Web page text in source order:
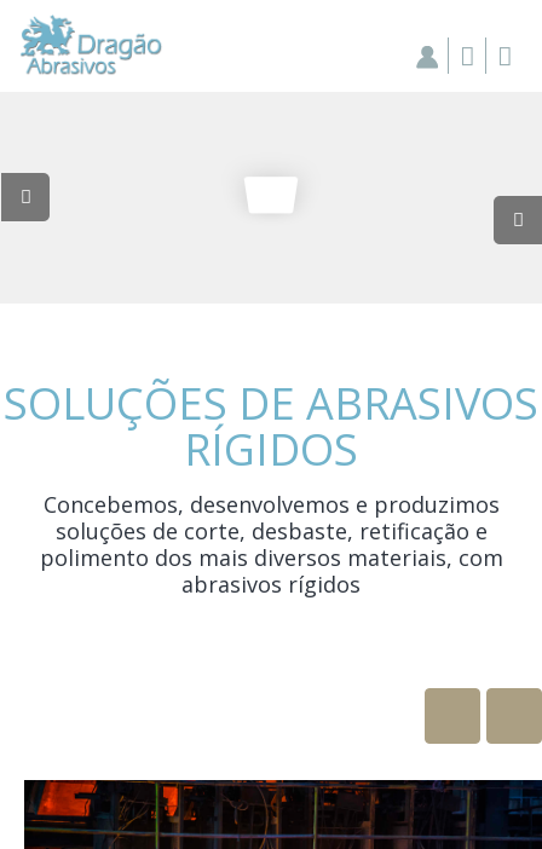
SOLUÇÕES DE ABRASIVOS
RÍGIDOS
Concebemos, desenvolvemos e produzimos
soluções de corte, desbaste, retificação e
polimento dos mais diversos materiais, com
abrasivos rígidos